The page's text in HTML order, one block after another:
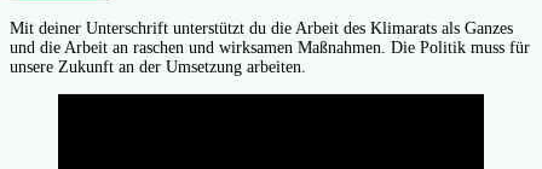
Mit deiner Unterschrift unterstützt du die Arbeit des Klimarats als Ganzes
und die Arbeit an raschen und wirksamen Maßnahmen. Die Politik muss für
unsere Zukunft an der Umsetzung arbeiten.